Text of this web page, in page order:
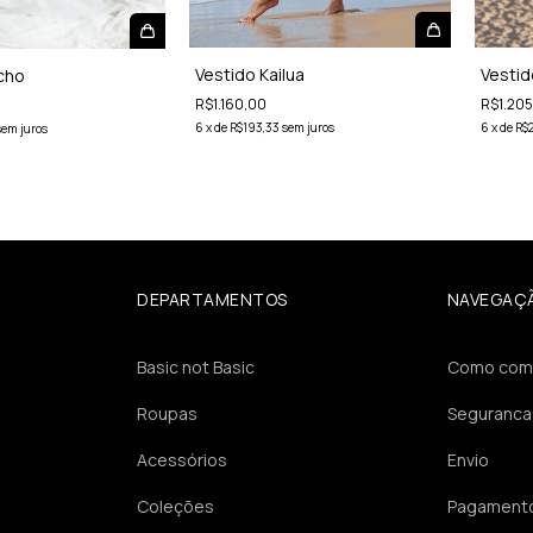
juros
Vestido Kailua
R$1.160,00
6 xde R$193,33 sem juros 6 xde
DEPARTAMENTOS
Basic not Basic
Roupas
Acessórios
Coleções
Como
Seguranca
Envio